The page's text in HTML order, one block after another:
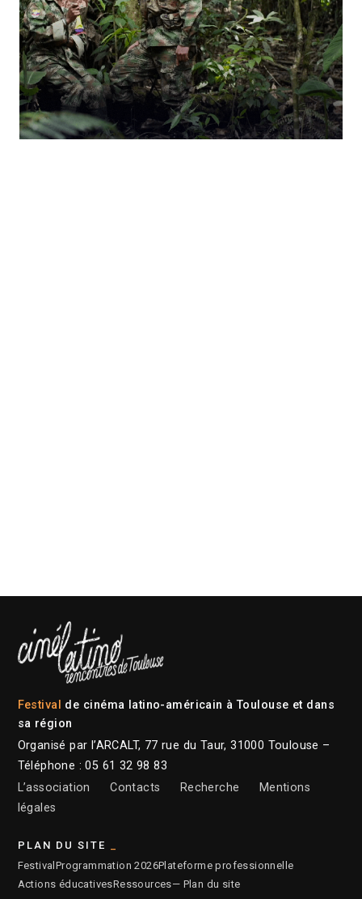
Festival de cinéma latino-américain à Toulouse et dans
sa région
Organisé par l’ARCALT, 77 rue du Taur, 31000 Toulouse –
Téléphone : 05 61 32 98 83
L’association
Contacts Recherche
Mentions
légales
PLAN DU SITE
Festival Programmation 2026Plateforme professionnelle
Actions éducativesRessources— Plan du site